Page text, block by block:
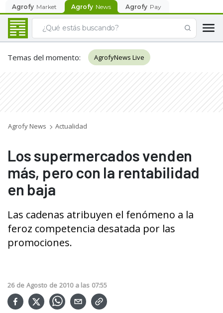
Agrofy Market Agrofy News Agrofy Pay
Temas del momento: AgrofyNews Live
Agrofy News Actualidad
Los supermercados venden
más, pero con la rentabilidad
en baja
Las cadenas atribuyen el fenómeno a la
feroz competencia desatada por las
promociones.
26 de Agosto de 2010 a las 07:55